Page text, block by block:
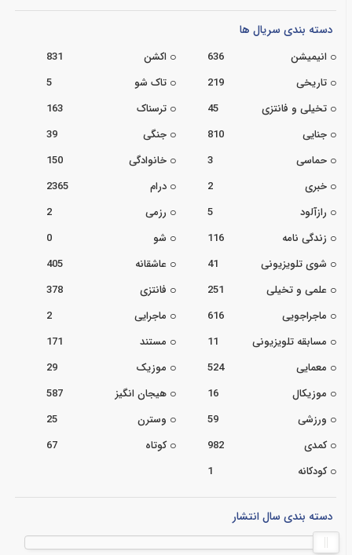
دسته بندی سریال ها
انیمیشن 636 اکشن
831
تاریخی
219 تاک شو
5
تخیلی و فانتزی
45 ترسناک
163
جنایی
810 جنگی
39
حماسی
3 خانوادگی
150
خبری
2 درام
2365
رازآلود
5 رزمی
2
زندگی نامه
116 شو
0
شوی تلویزیونی
41 عاشقانه
405
علمی و تخیلی
251 فانتزی
378
ماجراجویی
616 ماجرایی
2
مسابقه تلویزیونی
11 مستند
171
معمایی
524 موزیک
29
موزیکال
16 هیجان انگیز
587
ورزشی
59 وسترن
25
کمدی
982 کوتاه
67
کودکانه
1
دسته بندی سال انتشار